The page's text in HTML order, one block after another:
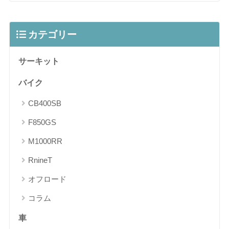
カテゴリー
サーキット
バイク
CB400SB
F850GS
M1000RR
RnineT
オフロード
コラム
車